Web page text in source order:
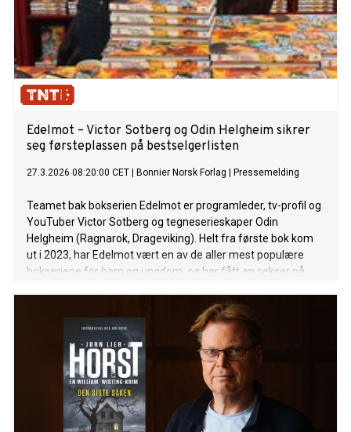
Edelmot – Victor Sotberg og Odin Helgheim sikrer
seg førsteplassen på bestselgerlisten
27.3.2026 08:20:00 CET Bonnier Norsk Forlag Pressemelding
Teamet bak bokserien Edelmot er programleder, tv-profil og
YouTuber Victor Sotberg og tegneserieskaper Odin
Helgheim (Ragnarok, Drageviking). Helt fra første bok kom
ut i 2023, har Edelmot vært en av de aller mest populære
bokseriene for barn og ungdom, og har fått en sekser på